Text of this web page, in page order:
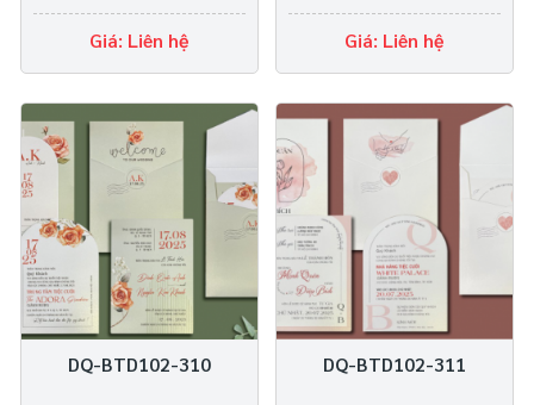
Giá: Liên hệ Giá: Liên hệ
DQ-BTD102-310 DQ-BTD102-311